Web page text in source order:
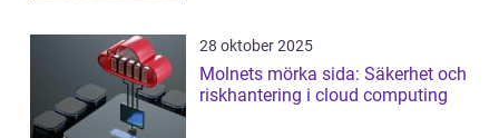
28 oktober 2025
Molnets mörka sida: Säkerhet och
riskhantering i cloud computing